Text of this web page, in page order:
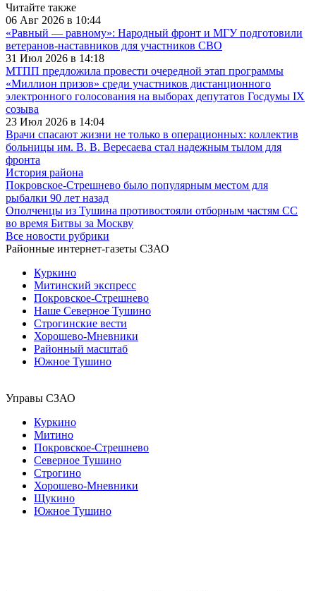
Читайте также
06 Авг 2026 в 10:44
«Равный — равному»: Народный фронт и МГУ подготовили
ветеранов-наставников для участников СВО
31 Июл 2026 в 14:18
МТПП предложила провести очередной этап программы
«Миллион призов» среди участников дистанционного
электронного голосования на выборах депутатов Госдумы IX
созыва
23 Июл 2026 в 14:04
Врачи спасают жизни не только в операционных: коллектив
больницы им. В. В. Вересаева стал надежным тылом для
фронта
История района
Покровское-Стрешнево было популярным местом для
рыбалки 90 лет назад
Ополченцы из Тушина противостояли отборным частям СС
во время Битвы за Москву
Все новости рубрики
Районные интернет-газеты СЗАО
Куркино
Митинский экспресс
Покровское-Стрешнево
Наше Северное Тушино
Строгинские вести
Хорошево-Мневники
Районный масштаб
Южное Тушино
Управы СЗАО
Куркино
Митино
Покровское-Стрешнево
Северное Тушино
Строгино
Хорошево-Мневники
Щукино
Южное Тушино